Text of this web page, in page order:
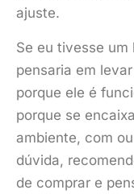
ajuste.
Se eu tivesse
pensaria em
porque ele é
porque se
ambiente, com
dúvida,
de comprar e